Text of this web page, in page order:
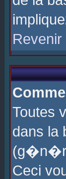
Toutes
dans la
Ceci